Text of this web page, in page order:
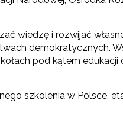
wiedzę i rozwijać
demokratycznych.
pod kątem
szkolenia w Polsce,